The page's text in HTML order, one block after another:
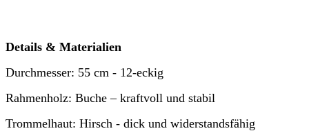
Details & Materialien
Durchmesser: 55 cm - 12-eckig
Rahmenholz: Buche – kraftvoll und stabil
Trommelhaut: Hirsch - dick und widerstandsfähig